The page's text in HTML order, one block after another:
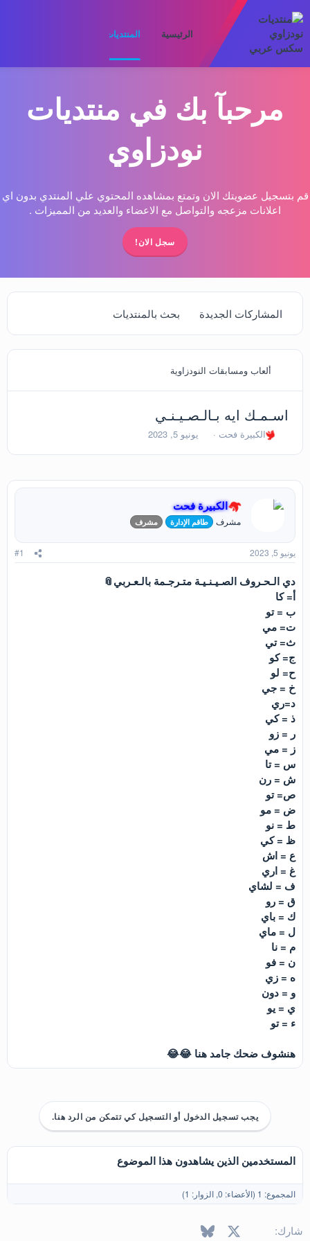
الرئيسية المنتديات
مرحبآ بك في منتديات
نودزاوي
قم بتسجيل عضويتك الان وتمتع بمشاهده المحتوي علي المنتدي بدون اي
اعلانات مزعجه والتواصل مع الاعضاء والعديد من المميزات .
سجل الان!
المشاركات الجديدة بحث بالمنتديات
ألعاب ومسابقات النودزاوية
اسـمـك ايه بـالـصـيـنـي
ب
د
ا
م
و
ع
الكبيرة فحت
ت
ر
خ
ل
ب
د
ء
يونيو 5, 2023
الكبيرة فحت
مشرف طاقم الإدارة مشرف
يونيو 5, 2023 #1
دي الـحـروف الصـيـنـيـة متـرجـمة بالـعـربي📎
أ= كا
ب = تو
ت= مي
ث= تي
ج= كو
ح= لو
خ = جي
د=ري
ذ = كي
ر = زو
ز = مي
س = تا
ش = رن
ص= تو
ض = مو
ط = نو
ظ = كي
ع = اش
غ = اري
ف = لشاي
ق = رو
ك = باي
ل = ماي
م = نا
ن = فو
ه = زي
و = دون
ي = يو
ء = تو
هنشوف ضحك جامد هنا 😂😂
يجب تسجيل الدخول أو التسجيل كي تتمكن من الرد هنا.
المستخدمين الذين يشاهدون هذا الموضوع
المجموع: 1 (الأعضاء: 0, الزوار: 1)
شارك: فيسبوك Bluesky